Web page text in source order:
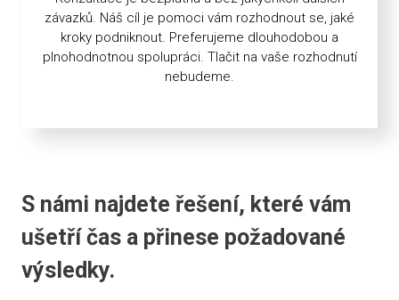
závazků. Náš cíl je pomoci vám rozhodnout se, jaké
kroky podniknout. Preferujeme dlouhodobou a
plnohodnotnou spolupráci. Tlačit na vaše rozhodnutí
nebudeme.
S námi najdete řešení, které vám
ušetří čas a přinese požadované
výsledky.